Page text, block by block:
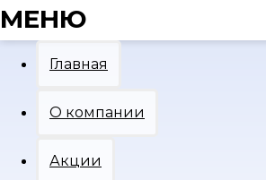
МЕНЮ
Главная
О компании
Акции